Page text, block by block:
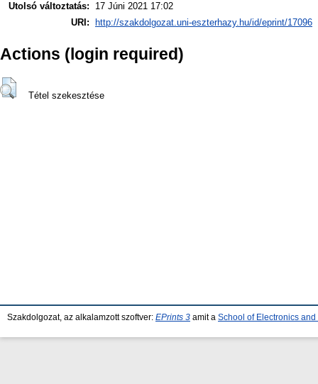
Utolsó változtatás:
17 Júni 2021 17:02
URI:
http://szakdolgozat.uni-eszterhazy.hu/id/eprint/17096
Actions (login required)
Tétel szekesztése
Szakdolgozat, az alkalamzott szoftver: EPrints 3 amit a School of Electronics